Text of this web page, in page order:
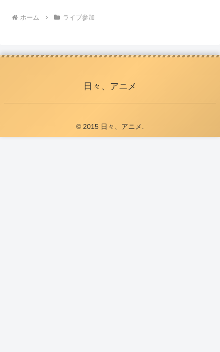
ホーム ライブ参加
日々、アニメ
© 2015 日々、アニメ.